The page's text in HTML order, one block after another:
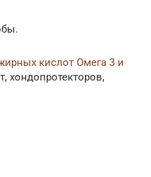
кислот Омега 3 и
хондопротекторов,